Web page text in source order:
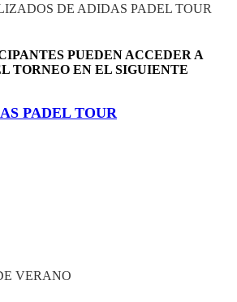
DE ADIDAS PADEL TOUR
PUEDEN ACCEDER A
TORNEO EN EL SIGUIENTE
PADEL TOUR
VERANO